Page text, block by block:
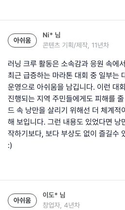
아쉬움
Ni* 님
콘텐츠 기획/제작, 11년차
러닝 크루 활동은 소속감과 응원 속에
최근 급증하는 마라톤 대회 중 일부는
운영으로 아쉬움을 남깁니다. 이런 대
진행되는 지역 주민들에게도 피해를
드 속 낭만을 살리기 위해선 더 체계적
해 보입니다. 그런 내용도 있었다면 낭
작하기보다, 보다 부상도 없이 즐길수
:)
아쉬움
이도* 님
창업자, 4년차